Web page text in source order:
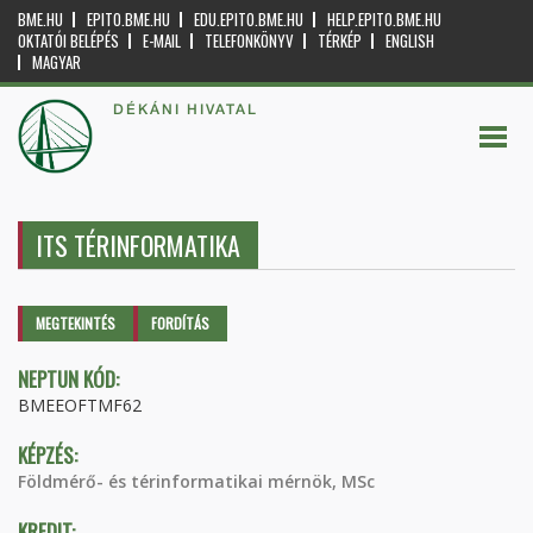
BME.HU EPITO.BME.HU EDU.EPITO.BME.HU
HELP.EPITO.BME.HU
OKTATÓI BELÉPÉS
E-MAIL TELEFONKÖNYV TÉRKÉP
ENGLISH
MAGYAR
DÉKÁNI HIVATAL
ITS TÉRINFORMATIKA
Elsődleges fülek
MEGTEKINTÉS (AKTÍVFORDÍTÁS
NEPTUN KÓD:
BMEEOFTMF62
KÉPZÉS:
Földmérő- és térinformatikai mérnök, MSc